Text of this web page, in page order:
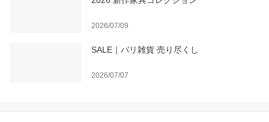
2026/07/09
SALE｜バリ雑貨 売り尽くし
2026/07/07